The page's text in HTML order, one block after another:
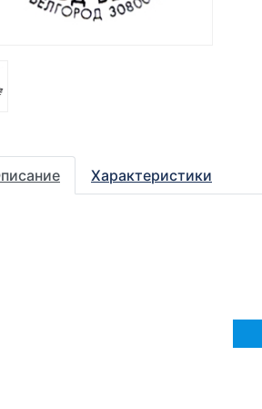
Характеристики